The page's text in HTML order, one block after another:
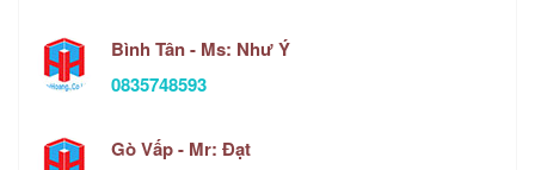
Bình Tân - Ms: Như Ý
0835748593
Gò Vấp - Mr: Đạt